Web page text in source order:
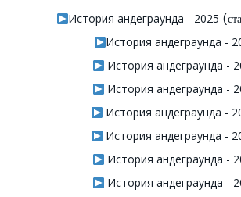
История андеграунда - 2025
История андеграунда -
История андеграунда -
История андеграунда -
История андеграунда -
История андеграунда -
История андеграунда -
История андеграунда -